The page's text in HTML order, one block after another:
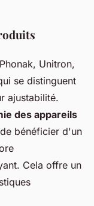
Unitron,
se distinguent
ajustabilité.
des appareils
bénéficier d'un
Cela offre un